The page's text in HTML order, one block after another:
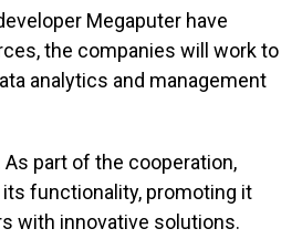
Megaputer have
the companies will work to
analytics and management
part of the cooperation,
its functionality, promoting it
with innovative solutions.